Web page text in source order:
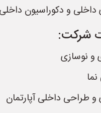
داخلی و دکوراسیون داخلی
شرکت:
و نوسازی
و طراحی داخلی آپارتمان